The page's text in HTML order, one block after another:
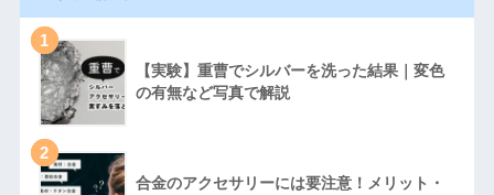
1
【実験】重曹でシルバーを洗った結果｜変色
の有無など写真で解説
2
合金のアクセサリーには要注意！メリット・